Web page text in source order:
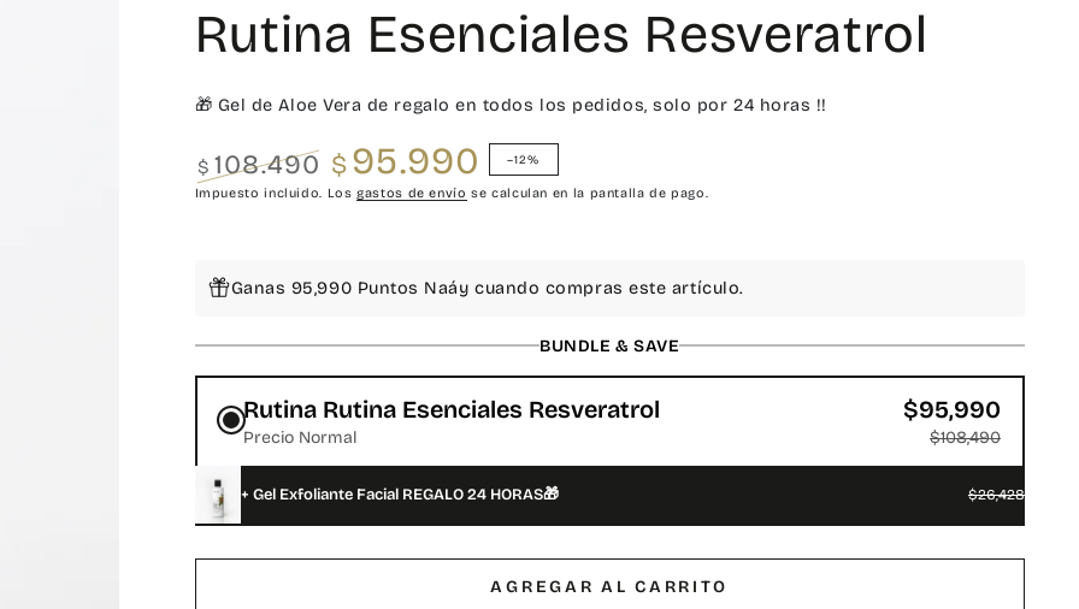
Rutina Esenciales Resveratrol
🎁 Gel de Aloe Vera de regalo en todos los pedidos, solo por 24 horas !!
Precio
$ 108.490
Precio
$95.990 –12%
Impuesto incluido. Losgastos de envío se calculan en la pantalla de pago.
Ganas 95,990 Puntos Naáy cuando compras este artículo.
BUNDLE & SAVE
Rutina Rutina Esenciales Resveratrol
Precio Normal
$95,990
$108,490
+ Gel Exfoliante Facial REGALO 24 HORAS🎁 $26,428
AGREGAR AL CARRITO